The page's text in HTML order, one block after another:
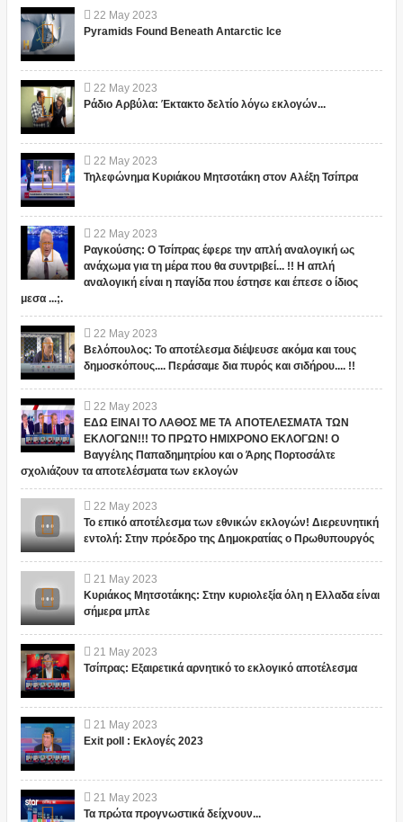
22 May 2023
Pyramids Found Beneath Antarctic Ice
22 May 2023
Ράδιο Αρβύλα: Έκτακτο δελτίο λόγω εκλογών...
22 May 2023
Τηλεφώνημα Κυριάκου Μητσοτάκη στον Αλέξη Τσίπρα
22 May 2023
Ραγκούσης: Ο Τσίπρας έφερε την απλή αναλογική ως
ανάχωμα για τη μέρα που θα συντριβεί... !! Η απλή
αναλογική είναι η παγίδα που έστησε και έπεσε ο ίδιος
μεσα ...;.
22 May 2023
Βελόπουλος: Το αποτέλεσμα διέψευσε ακόμα και τους
δημοσκόπους.... Περάσαμε δια πυρός και σιδήρου.... !!
22 May 2023
ΕΔΩ ΕΙΝΑΙ ΤΟ ΛΑΘΟΣ ΜΕ ΤΑ ΑΠΟΤΕΛΕΣΜΑΤΑ ΤΩΝ
ΕΚΛΟΓΩΝ!!! ΤΟ ΠΡΩΤΟ ΗΜΙΧΡΟΝΟ ΕΚΛΟΓΩΝ! Ο
Βαγγέλης Παπαδημητρίου και ο Άρης Πορτοσάλτε
σχολιάζουν τα αποτελέσματα των εκλογών
22 May 2023
Το επικό αποτέλεσμα των εθνικών εκλογών! Διερευνητική
εντολή: Στην πρόεδρο της Δημοκρατίας ο Πρωθυπουργός
21 May 2023
Κυριάκος Μητσοτάκης: Στην κυριολεξία όλη η Ελλαδα είναι
σήμερα μπλε
21 May 2023
Τσίπρας: Εξαιρετικά αρνητικό το εκλογικό αποτέλεσμα
21 May 2023
Exit poll : Εκλογές 2023
21 May 2023
Τα πρώτα προγνωστικά δείχνουν...